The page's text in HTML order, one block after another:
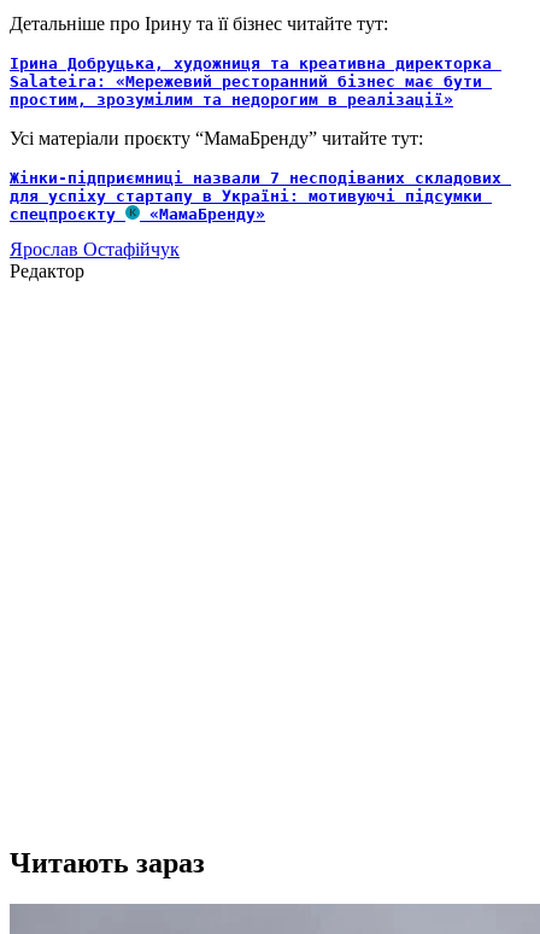
Детальніше про Ірину та її бізнес читайте тут:
Ірина Добруцька, художниця та креативна директорка
Salateira: «Мережевий ресторанний бізнес має бути
простим, зрозумілим та недорогим в реалізації»
Усі матеріали проєкту “МамаБренду” читайте тут:
Жінки-підприємниці назвали 7 несподіваних складових
для успіху стартапу в Україні: мотивуючі підсумки
спецпроєкту
«МамаБренду»
Ярослав Остафійчук
Редактор
Читають зараз